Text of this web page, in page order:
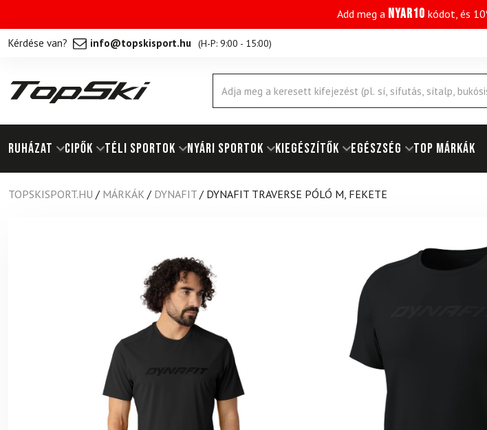
Add meg a NYAR10 kódot, és
Kérdése van? info@topskisport.hu (H-P: 9:00 - 15:00)
Products
search
RUHÁZAT Cipők TÉLI SPORTOK NYÁRI SPORTOK KIEGÉSZÍTŐK EGÉSZSÉG Top márkák
TOPSKISPORT.HU / MÁRKÁK / DYNAFIT / DYNAFIT TRAVERSE PÓLÓ M, FEKETE